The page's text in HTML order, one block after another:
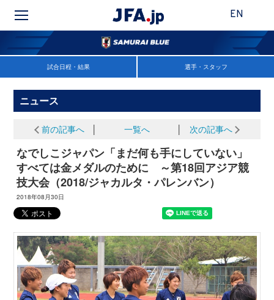
EN
試合日程・結果 選手・スタッフ
ニュース
前の記事へ 一覧へ 次の記事へ
なでしこジャパン「まだ何も手にしていない」
すべては金メダルのために ～第18回アジア競
技大会（2018/ジャカルタ・パレンバン）
2018年08月30日